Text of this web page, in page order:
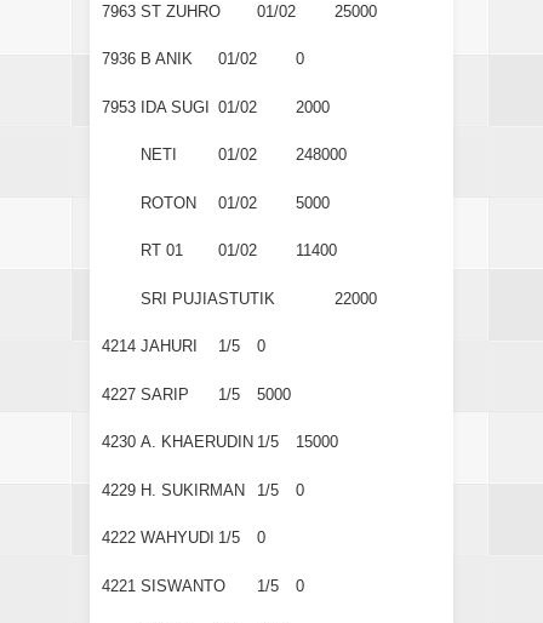
7963 ST ZUHRO 01/02 25000
7936 B ANIK 01/02 0
7953 IDA SUGI 01/02 2000
NETI 01/02 248000
ROTON 01/02 5000
RT 01 01/02 11400
SRI PUJIASTUTIK 22000
4214 JAHURI 1/5 0
4227 SARIP 1/5 5000
4230 A. KHAERUDIN 1/5 15000
4229 H. SUKIRMAN 1/5 0
4222 WAHYUDI 1/5 0
4221 SISWANTO 1/5 0